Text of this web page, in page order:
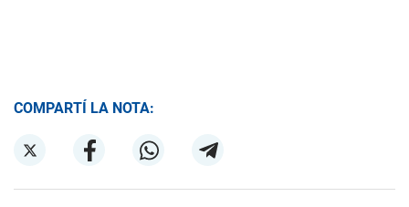
COMPARTÍ LA NOTA: